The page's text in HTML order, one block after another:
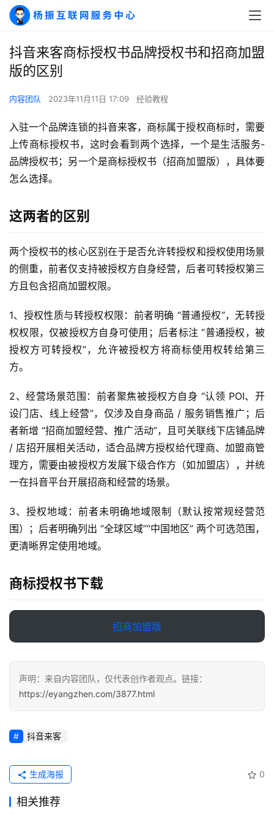
A
实
干
群
运
营
记
录
验
教
程
软
件
用
服
项
目
词
开
源
代
常
用
登录
抖音来客商标授权书品牌授权书和招商加盟
版的区别
内容团队 2023年11月11日 17:09 经验教程
入驻一个品牌连锁的抖音来客，商标属于授权商标时，需要
上传商标授权书，这时会看到两个选择，一个是生活服务-
品牌授权书；另一个是商标授权书（招商加盟版），具体要
怎么选择。
这两者的区别
两个授权书的核心区别在于是否允许转授权和授权使用场景
的侧重，前者仅支持被授权方自身经营，后者可转授权第三
方且包含招商加盟权限。
1、授权性质与转授权权限：前者明确 “普通授权”，无转授
权权限，仅被授权方自身可使用；后者标注 “普通授权，被
授权方可转授权”，允许被授权方将商标使用权转给第三
方。
2、经营场景范围：前者聚焦被授权方自身 “认领 POI、开
设门店、线上经营”，仅涉及自身商品 / 服务销售推广；后
者新增 “招商加盟经营、推广活动”，且可关联线下店铺品牌
/ 店招开展相关活动，适合品牌方授权给代理商、加盟商管
理方，需要由被授权方发展下级合作方（如加盟店），并统
一在抖音平台开展招商和经营的场景。
3、授权地域：前者未明确地域限制（默认按常规经营范
围）；后者明确列出 “全球区域”“中国地区” 两个可选范围，
更清晰界定使用地域。
商标授权书下载
招商加盟版
声明：来自内容团队，仅代表创作者观点。链接：
https://eyangzhen.com/3877.html
抖音来客
0
生成海报
相关推荐